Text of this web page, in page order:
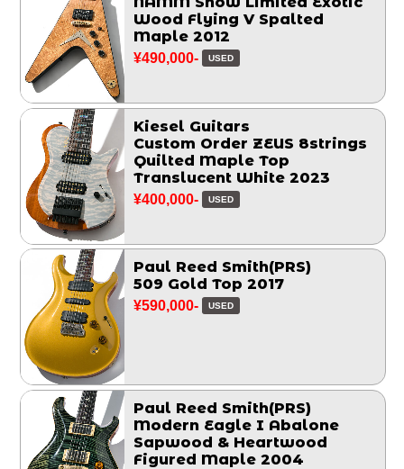
Wood Flying V Spalted
Maple 2012
¥490,000- USED
Kiesel Guitars
Custom Order ZEUS 8strings
Quilted Maple Top
Translucent White 2023
¥400,000- USED
Paul Reed Smith(PRS)
509 Gold Top 2017
¥590,000- USED
Paul Reed Smith(PRS)
Modern Eagle I Abalone
Sapwood & Heartwood
Figured Maple 2004